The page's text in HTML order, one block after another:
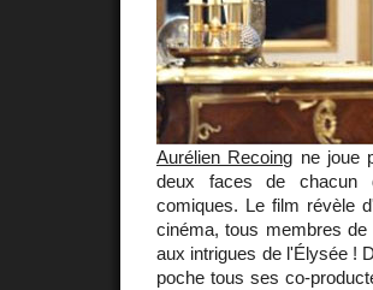
Aurélien Recoing ne joue
deux faces de chacun
comiques. Le film révèle
cinéma, tous membres de
aux intrigues de l'Élysée !
poche tous ses co-